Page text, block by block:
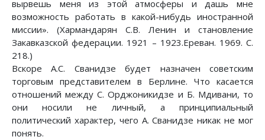
вырвешь меня из этой атмосферы и дашь мне
возможность работать в какой-нибудь иностранной
миссии». (Хармандарян С.В. Ленин и становление
Закавказской федерации. 1921 – 1923.Ереван. 1969. С.
218.)
Вскоре А.С. Сванидзе будет назначен советским
торговым представителем в Берлине. Что касается
отношений между С. Орджоникидзе и Б. Мдивани, то
они носили не личный, а принципиальный
политический характер, чего А. Сванидзе никак не мог
понять.